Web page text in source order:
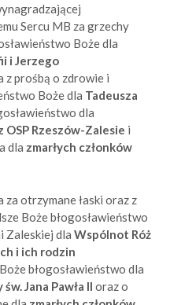
Sercu MB za grzechy
Boże dla
i Jerzego
z prośbą o zdrowie i
Boże dla Tadeusza
dla
OSP Rzeszów-Zalesie i
dla zmarłych członków
za otrzymane łaski oraz z
Boże błogosławieństwo
Zaleskiej dla Wspólnot Róż
i ich rodzin
błogosławieństwo dla
Jana Pawła II oraz o